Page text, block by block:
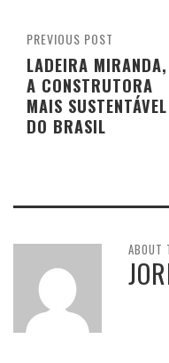
PREVIOUS POST
LADEIRA MIRANDA,
A CONSTRUTORA
MAIS SUSTENTÁVEL
DO BRASIL
ABOUT